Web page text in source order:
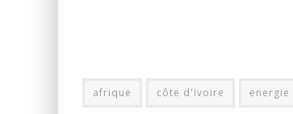
afrique côte d'ivoire energie